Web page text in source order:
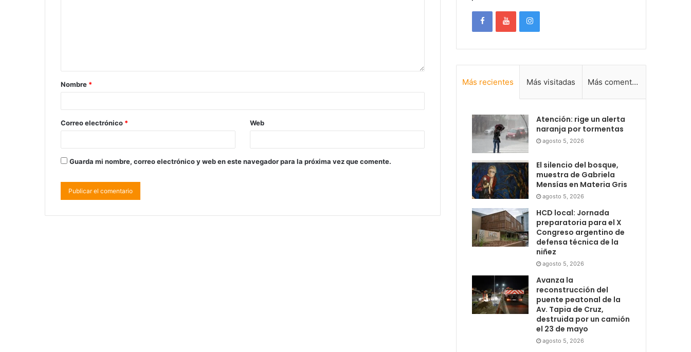
Nombre *
Correo electrónico * Web
Guarda mi nombre, correo electrónico y web en este navegador para la próxima vez que comente.
Más recientes Más visitadas Más comentadas
Atención: rige un alerta
naranja por tormentas
agosto 5, 2026
El silencio del bosque,
muestra de Gabriela
Mensías en Materia Gris
agosto 5, 2026
HCD local: Jornada
preparatoria para el X
Congreso argentino de
defensa técnica de la
niñez
agosto 5, 2026
Avanza la
reconstrucción del
puente peatonal de la
Av. Tapia de Cruz,
destruida por un camión
el 23 de mayo
agosto 5, 2026